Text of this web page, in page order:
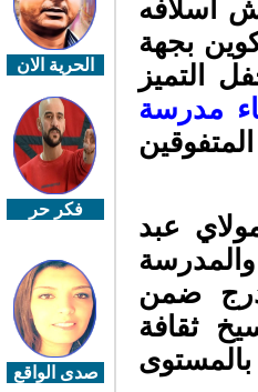
أسلافه
بجهة
حفل التميز
مدرسة
عبد
ضمن
ثقافة
الحرية الان
فكر حر
صدى الواقع